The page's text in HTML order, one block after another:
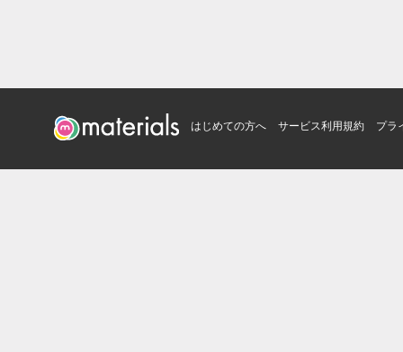
はじめての方へ サービス利用規約 プラ